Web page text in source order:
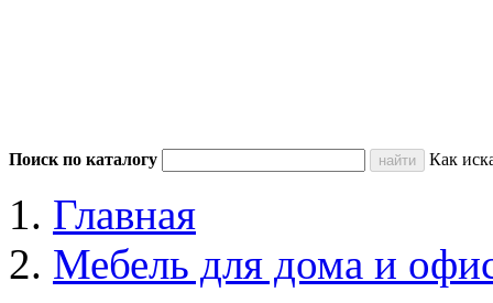
Поиск по каталогу Как
Главная
Мебель для дома и